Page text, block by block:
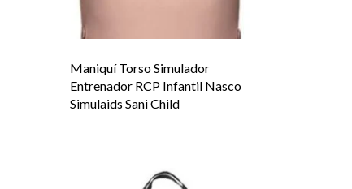
Maniquí Torso Simulador
Entrenador RCP Infantil Nasco
Simulaids Sani Child